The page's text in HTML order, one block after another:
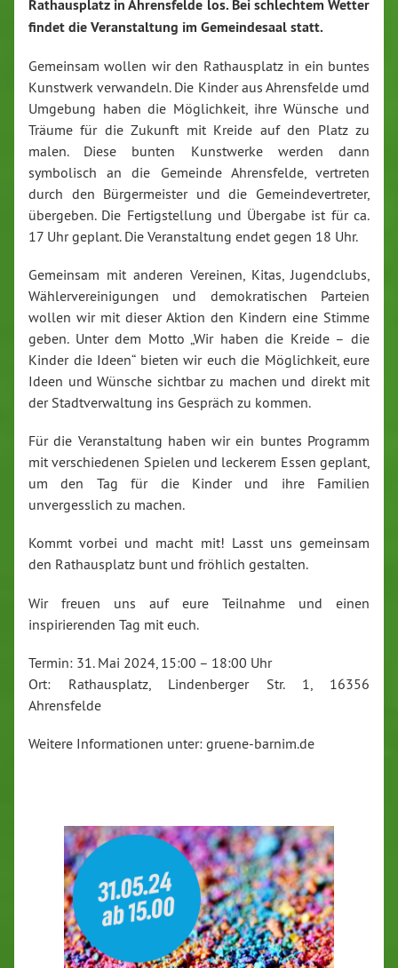
Rathausplatz in Ahrensfelde los. Bei schlechtem Wetter
findet die Veranstaltung im Gemeindesaal statt.
Gemeinsam wollen wir den Rathausplatz in ein buntes
Kunstwerk verwandeln. Die Kinder aus Ahrensfelde umd
Umgebung haben die Möglichkeit, ihre Wünsche und
Träume für die Zukunft mit Kreide auf den Platz zu
malen. Diese bunten Kunstwerke werden dann
symbolisch an die Gemeinde Ahrensfelde, vertreten
durch den Bürgermeister und die Gemeindevertreter,
übergeben. Die Fertigstellung und Übergabe ist für ca.
17 Uhr geplant. Die Veranstaltung endet gegen 18 Uhr.
Gemeinsam mit anderen Vereinen, Kitas, Jugendclubs,
Wählervereinigungen und demokratischen Parteien
wollen wir mit dieser Aktion den Kindern eine Stimme
geben. Unter dem Motto „Wir haben die Kreide – die
Kinder die Ideen“ bieten wir euch die Möglichkeit, eure
Ideen und Wünsche sichtbar zu machen und direkt mit
der Stadtverwaltung ins Gespräch zu kommen.
Für die Veranstaltung haben wir ein buntes Programm
mit verschiedenen Spielen und leckerem Essen geplant,
um den Tag für die Kinder und ihre Familien
unvergesslich zu machen.
Kommt vorbei und macht mit! Lasst uns gemeinsam
den Rathausplatz bunt und fröhlich gestalten.
Wir freuen uns auf eure Teilnahme und einen
inspirierenden Tag mit euch.
Termin: 31. Mai 2024, 15:00 – 18:00 Uhr
Ort: Rathausplatz, Lindenberger Str. 1, 16356
Ahrensfelde
Weitere Informationen unter: gruene-barnim.de